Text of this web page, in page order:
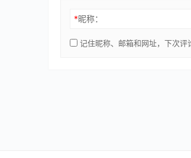
*昵称：
记住昵称、邮箱和网址，下次评